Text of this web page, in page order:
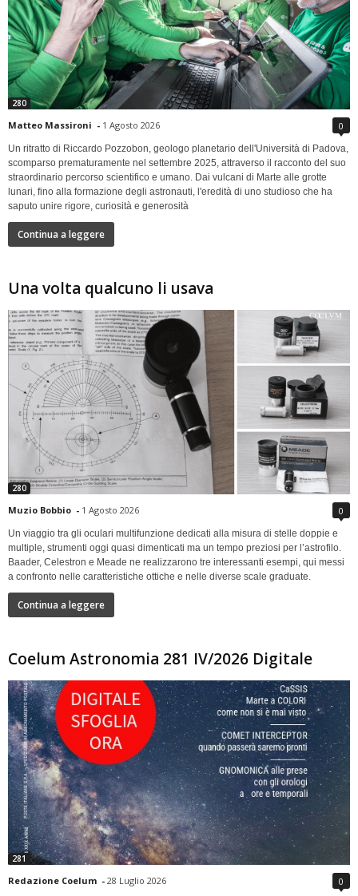
280
Matteo Massironi - 1 Agosto 2026 0
Un ritratto di Riccardo Pozzobon, geologo planetario dell'Università di Padova,
scomparso prematuramente nel settembre 2025, attraverso il racconto del suo
straordinario percorso scientifico e umano. Dai vulcani di Marte alle grotte
lunari, fino alla formazione degli astronauti, l'eredità di uno studioso che ha
saputo unire rigore, curiosità e generosità
Continua a leggere
Una volta qualcuno li usava
280
Muzio Bobbio - 1 Agosto 2026 0
Un viaggio tra gli oculari multifunzione dedicati alla misura di stelle doppie e
multiple, strumenti oggi quasi dimenticati ma un tempo preziosi per l’astrofilo.
Baader, Celestron e Meade ne realizzarono tre interessanti esempi, qui messi
a confronto nelle caratteristiche ottiche e nelle diverse scale graduate.
Continua a leggere
Coelum Astronomia 281 IV/2026 Digitale
281
Redazione Coelum - 28 Luglio 2026 0